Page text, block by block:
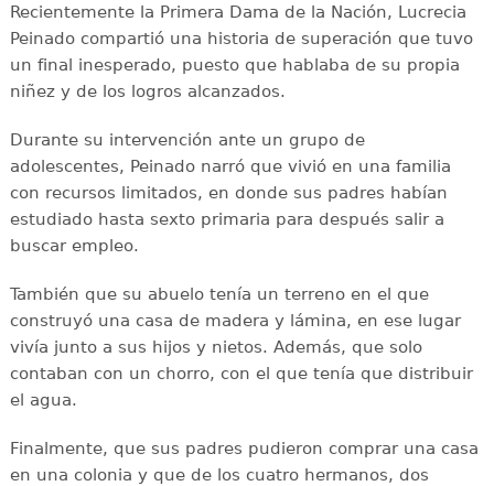
Recientemente la Primera Dama de la Nación, Lucrecia
Peinado compartió una historia de superación que tuvo
un final inesperado, puesto que hablaba de su propia
niñez y de los logros alcanzados.
Durante su intervención ante un grupo de
adolescentes, Peinado narró que vivió en una familia
con recursos limitados, en donde sus padres habían
estudiado hasta sexto primaria para después salir a
buscar empleo.
También que su abuelo tenía un terreno en el que
construyó una casa de madera y lámina, en ese lugar
vivía junto a sus hijos y nietos. Además, que solo
contaban con un chorro, con el que tenía que distribuir
el agua.
Finalmente, que sus padres pudieron comprar una casa
en una colonia y que de los cuatro hermanos, dos